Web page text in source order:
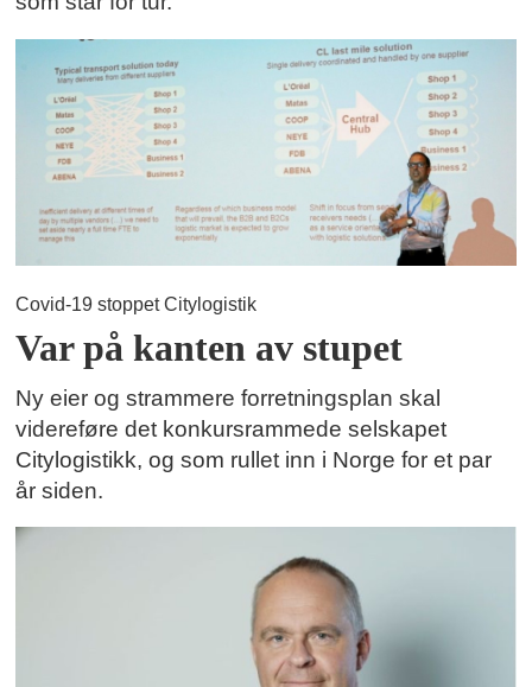
Covid-19 stoppet Citylogistik
Var på kanten av stupet
Ny eier og strammere forretningsplan skal
videreføre det konkursrammede selskapet
Citylogistikk, og som rullet inn i Norge for et par
år siden.